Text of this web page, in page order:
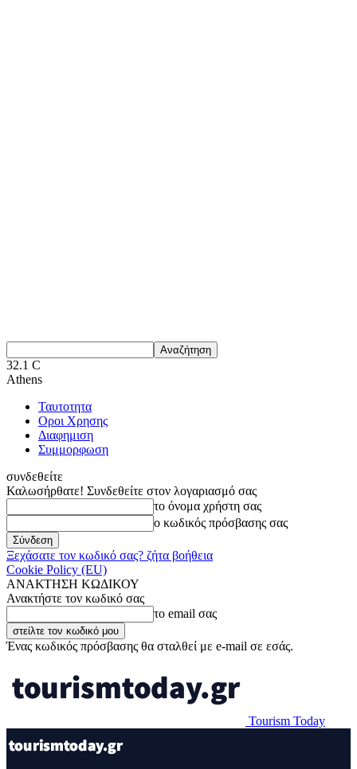
32.1 C
Athens
Ταυτοτητα
Οροι Χρησης
Διαφημιση
Συμμορφωση
συνδεθείτε
Καλωσήρθατε! Συνδεθείτε στον λογαριασμό σας
το όνομα χρήστη σας
ο κωδικός πρόσβασης σας
Ξεχάσατε τον κωδικό σας? ζήτα βοήθεια
Cookie Policy (EU)
ΑΝΑΚΤΗΣΗ ΚΩΔΙΚΟΥ
Ανακτήστε τον κωδικό σας
το email σας
Ένας κωδικός πρόσβασης θα σταλθεί με e-mail σε εσάς.
Tourism Today